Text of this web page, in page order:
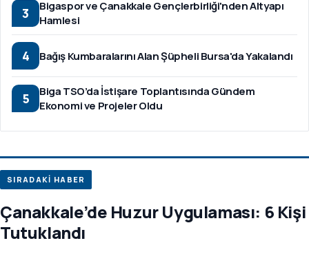
3
Bigaspor ve Çanakkale Gençlerbirliği'nden Altyapı
Hamlesi
4 Bağış Kumbaralarını Alan Şüpheli Bursa'da Yakalandı
5
Biga TSO’da İstişare Toplantısında Gündem
Ekonomi ve Projeler Oldu
SIRADAKİ HABER
Çanakkale’de Huzur Uygulaması: 6 Kişi
Tutuklandı